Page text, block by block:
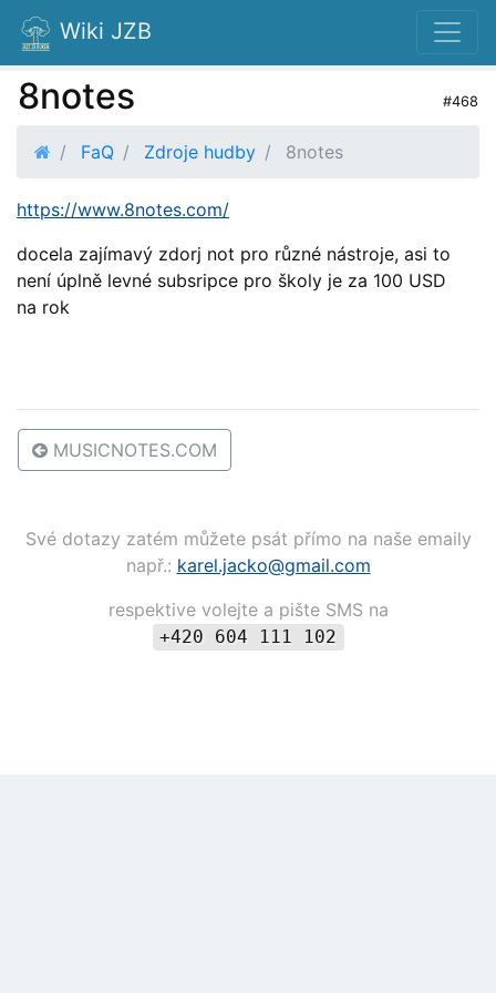
Wiki JZB
8notes #468
FaQ Zdroje hudby 8notes
https://www.8notes.com/
docela zajímavý zdorj not pro různé nástroje, asi to
není úplně levné subsripce pro školy je za 100 USD
na rok
MUSICNOTES.COM
Své dotazy zatém můžete psát přímo na naše emaily
např.: karel.jacko@gmail.com
respektive volejte a pište SMS na
+420 604 111 102